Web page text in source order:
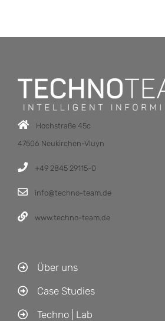
Hochstraße 45c
47506 Neukirchen-Vluyn
+49 2845 29115-0
info@techno-team.de
www.techno-team.de
Über uns
Case Studies
Techno | Lab